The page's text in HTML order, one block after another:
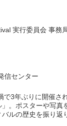
実行委員会 事務
信センター
で3年ぶりに開催さ
。ポスターや写真
ルの歴史を振り返